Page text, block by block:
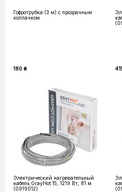
Гофротрубка (3 м) с прозрачным
колпачком
180 ₴
Электрический нагревательный
кабель GrayHot 15, 1219 Вт, 81 м
(0919012)